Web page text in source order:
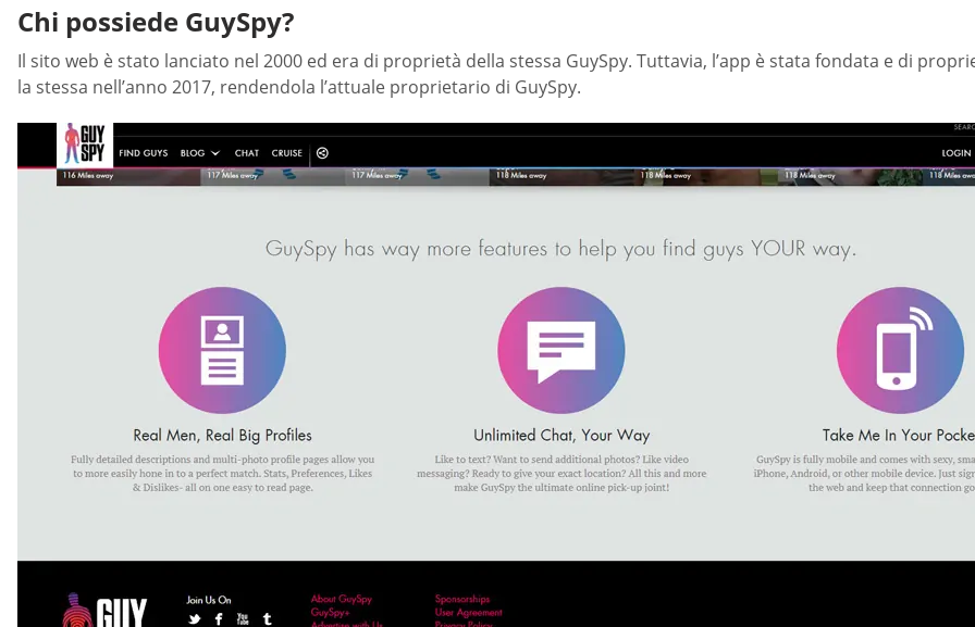
Chi possiede GuySpy?
Il sito web è stato lanciato nel 2000 ed era di proprietà della stessa GuySpy. Tuttavia, l’app è stata fondata e di
la stessa nell’anno 2017, rendendola l’attuale proprietario di GuySpy.